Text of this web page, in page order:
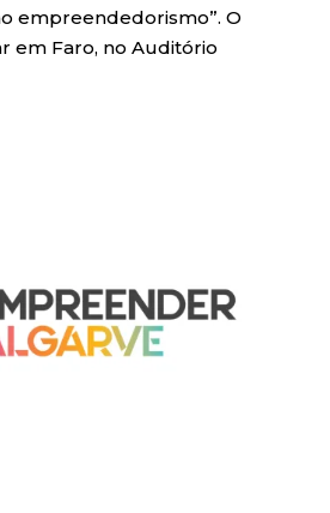
empreendedorismo”. O
em Faro, no Auditório